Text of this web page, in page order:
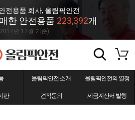
전용품 회사, 올림픽안전
한 안전용품 223,392개
년 12월 기준)
올림픽안전 소개 올림픽안전의 열정
판 견적문의 세금계산서 발행